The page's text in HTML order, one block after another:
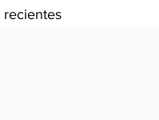
recientes